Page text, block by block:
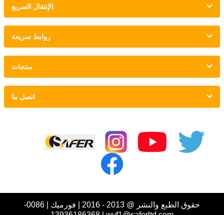
الإنتقال السريع
روابط سريعة
منتجات
اتصل بنا
حقوق الطبع والنشر @ 2013 - 2016 | فورميك | 0086-